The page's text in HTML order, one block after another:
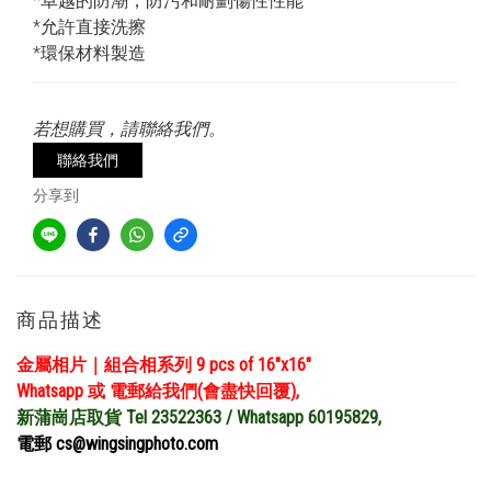
*允許直接洗擦
*環保材料製造
若想購買，請聯絡我們。
聯絡我們
分享到
商品描述
金屬相片｜組合相系列 9 pcs of 16″x16″
Whatsapp 或 電郵給我們(會盡快回覆),
新蒲崗店取貨 Tel 23522363 / Whatsapp 60195829,
電郵 cs@wingsingphoto.com